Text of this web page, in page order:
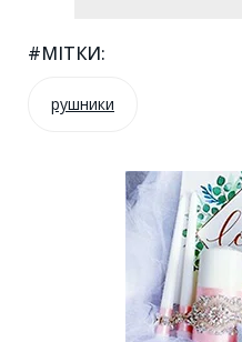
#МІТКИ:
рушники